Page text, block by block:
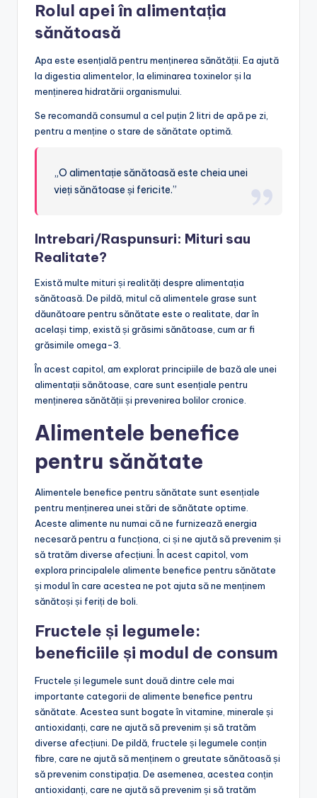
Rolul apei în alimentația
sănătoasă
Apa este esențială pentru menținerea sănătății. Ea ajută
la digestia alimentelor, la eliminarea toxinelor și la
menținerea hidratării organismului.
Se recomandă consumul a cel puțin 2 litri de apă pe zi,
pentru a menține o stare de sănătate optimă.
„O alimentație sănătoasă este cheia unei
vieți sănătoase și fericite.”
Intrebari/Raspunsuri: Mituri sau
Realitate?
Există multe mituri și realități despre alimentația
sănătoasă. De pildă, mitul că alimentele grase sunt
dăunătoare pentru sănătate este o realitate, dar în
același timp, există și grăsimi sănătoase, cum ar fi
grăsimile omega-3.
În acest capitol, am explorat principiile de bază ale unei
alimentații sănătoase, care sunt esențiale pentru
menținerea sănătății și prevenirea bolilor cronice.
Alimentele benefice
pentru sănătate
Alimentele benefice pentru sănătate sunt esențiale
pentru menținerea unei stări de sănătate optime.
Aceste alimente nu numai că ne furnizează energia
necesară pentru a funcționa, ci și ne ajută să prevenim și
să tratăm diverse afecțiuni. În acest capitol, vom
explora principalele alimente benefice pentru sănătate
și modul în care acestea ne pot ajuta să ne menținem
sănătoși și feriți de boli.
Fructele și legumele:
beneficiile și modul de consum
Fructele și legumele sunt două dintre cele mai
importante categorii de alimente benefice pentru
sănătate. Acestea sunt bogate în vitamine, minerale și
antioxidanți, care ne ajută să prevenim și să tratăm
diverse afecțiuni. De pildă, fructele și legumele conțin
fibre, care ne ajută să menținem o greutate sănătoasă și
să prevenim constipația. De asemenea, acestea conțin
antioxidanți, care ne ajută să prevenim și să tratăm